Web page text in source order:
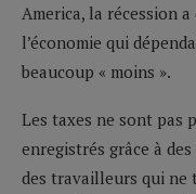
America, la récession
l’économie qui
beaucoup « moins ».
Les taxes ne sont pas
enregistrés grâce à
des travailleurs qui ne